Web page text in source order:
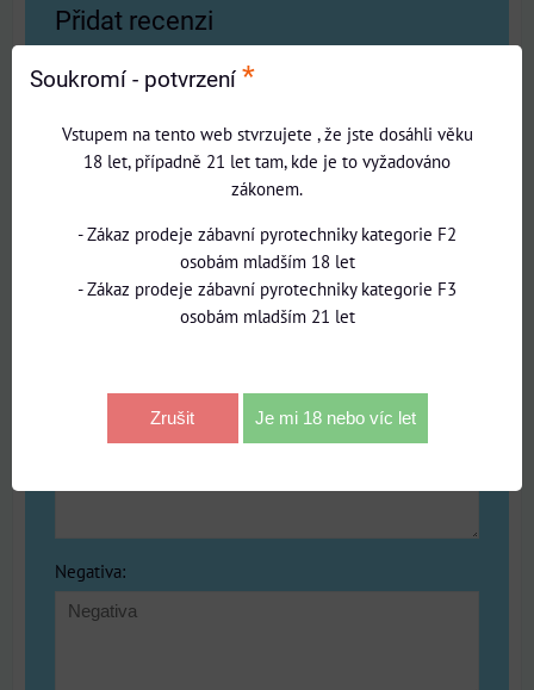
Přidat recenzi
Název:
Jméno: *
Negativa:
Soukromí - potvrzení *
Vstupem na tento web stvrzujete , že jste dosáhli věku
18 let, případně 21 let tam, kde je to vyžadováno
zákonem.
- Zákaz prodeje zábavní pyrotechniky kategorie F2
osobám mladším 18 let
- Zákaz prodeje zábavní pyrotechniky kategorie F3
osobám mladším 21 let
Zrušit Je mi 18 nebo víc let